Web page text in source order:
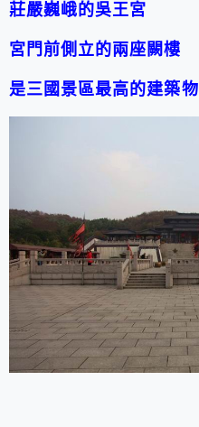
莊嚴巍峨的吳王宮
宮門前側立的兩座闕樓
是三國景區最高的建築物